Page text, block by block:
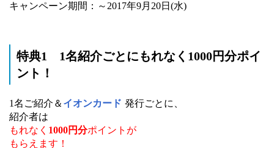
キャンペーン期間：～2017年9月20日(水)
特典1 1名紹介ごとにもれなく1000円分ポイ
ント！
1名ご紹介＆ イオンカード 発行ごとに、
紹介者は
もれなく 1000円分ポイントが
もらえます！